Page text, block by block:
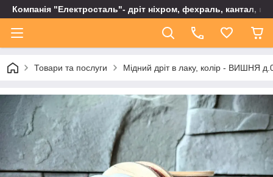
Компанія "Електросталь"- дріт ніхром, фехраль, кантал,
Товари та послуги Мідний дріт в лаку, колір - ВИШНЯ